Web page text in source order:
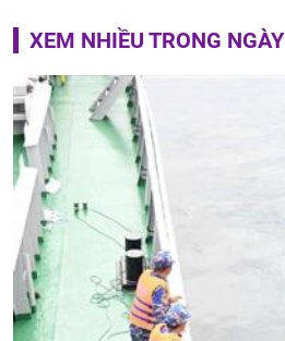
XEM NHIỀU TRONG NGÀY